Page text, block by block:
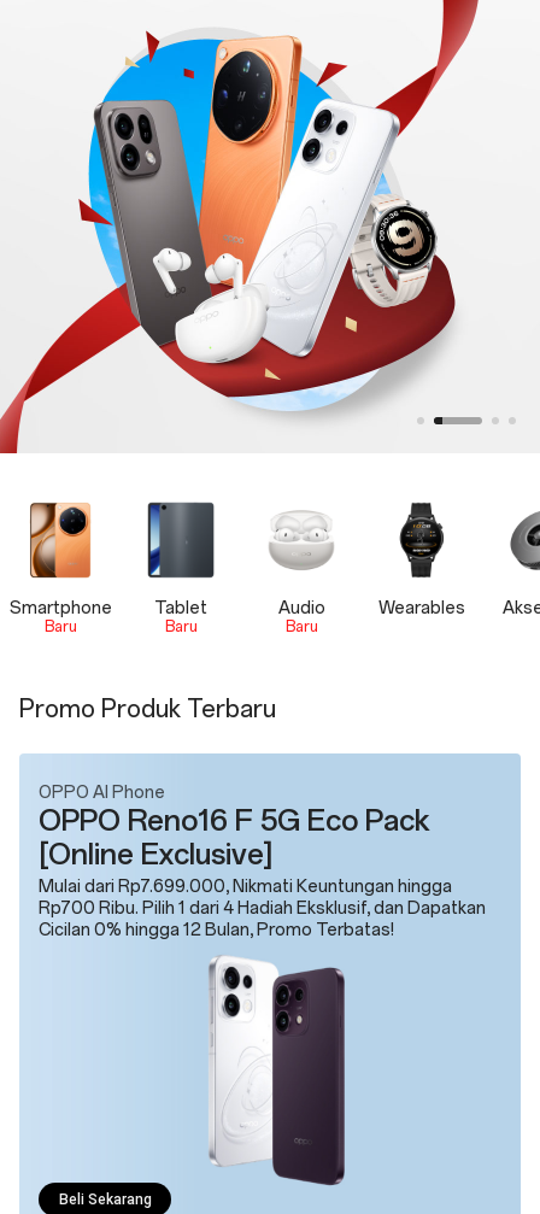
Smartphone
Baru
Tablet
Baru
Audio
Baru
Wearables
Promo Produk Terbaru
OPPO AI Phone
OPPO Reno16 F 5G Eco Pack
[Online Exclusive]
Mulai dari Rp7.699.000, Nikmati Keuntungan hingga
Rp700 Ribu. Pilih 1 dari 4 Hadiah Eksklusif, dan Dapatkan
Cicilan 0% hingga 12 Bulan, Promo Terbatas!
Beli Sekarang